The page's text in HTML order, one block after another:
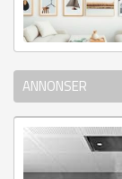
ANNONSER